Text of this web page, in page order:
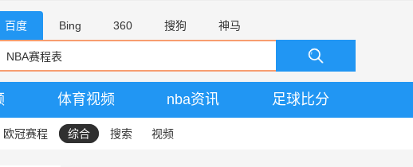
百度 Bing 360 搜狗 神马
体育视频 nba资讯 足球比分
欧冠赛程 综合 搜索 视频